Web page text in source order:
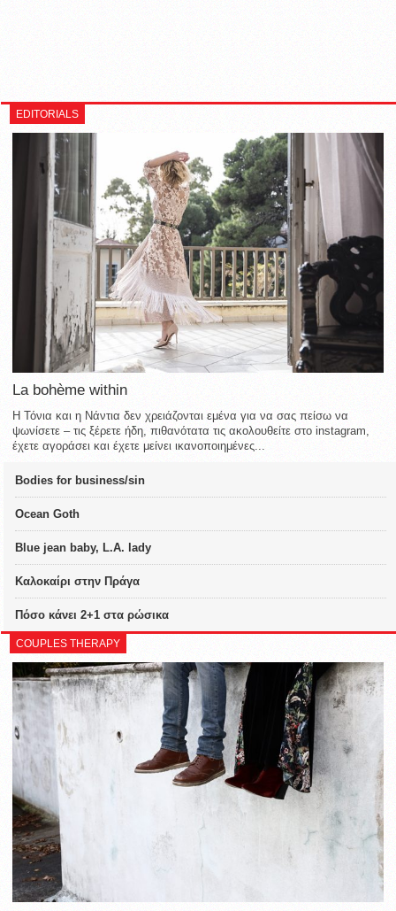
EDITORIALS
La bohème within
Η Τόνια και η Νάντια δεν χρειάζονται εμένα για να σας πείσω να
ψωνίσετε – τις ξέρετε ήδη, πιθανότατα τις ακολουθείτε στο instagram,
έχετε αγοράσει και έχετε μείνει ικανοποιημένες...
Bodies for business/sin
Ocean Goth
Blue jean baby, L.A. lady
Καλοκαίρι στην Πράγα
Πόσο κάνει 2+1 στα ρώσικα
COUPLES THERAPY